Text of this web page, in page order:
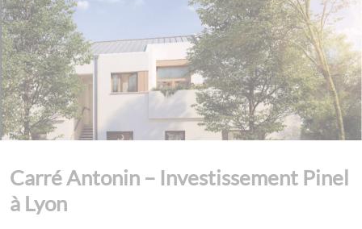
Carré Antonin – Investissement Pinel
à Lyon